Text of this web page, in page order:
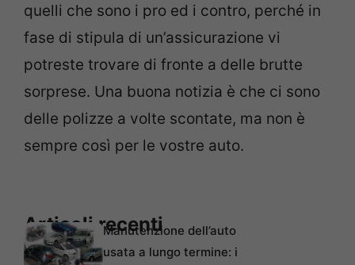
quelli che sono i pro ed i contro, perché in
fase di stipula di un’assicurazione vi
potreste trovare di fronte a delle brutte
sorprese. Una buona notizia è che ci sono
delle polizze a volte scontate, ma non è
sempre così per le vostre auto.
Articoli recentiManutenzione dell’auto
usata a lungo termine: i